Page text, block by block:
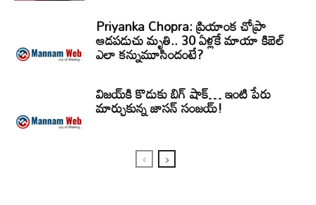
Priyanka Chopra: ప్రియాంక చోప్రా
ఆడపడుచు మృతి.. 30 ఏళ్లకే మాయా కిబెల్
ఎలా కన్నుమూసిందంటే?
విజయ్‌కి కొడుకు బిగ్ షాక్… ఇంటి పేరు
మార్చుకున్న జాసన్ సంజయ్!